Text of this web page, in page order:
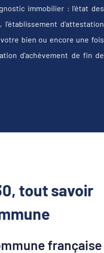
immobilier : l'état des
d’attestation
bien ou encore une fois
d'achèvement de fin de
tout savoir
française